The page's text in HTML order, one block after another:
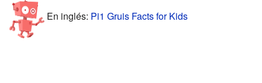
En inglés: Pi1 Gruis Facts for Kids